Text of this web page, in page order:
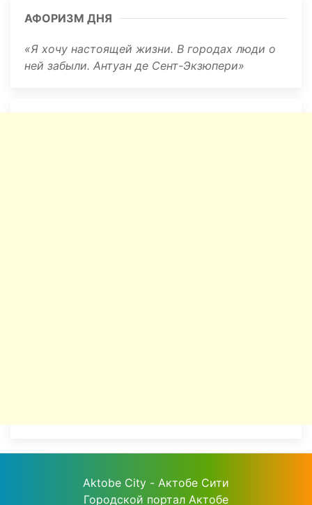
АФОРИЗМ ДНЯ
Я хочу настоящей жизни. В городах люди о
ней забыли. Антуан де Сент-Экзюпери
Aktobe City - Актобе Сити
Городской портал Актобе